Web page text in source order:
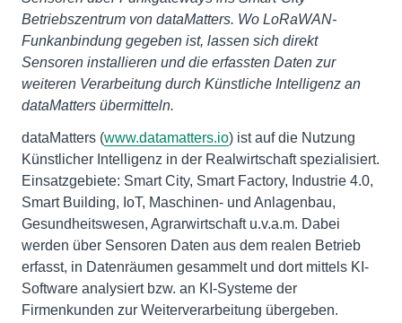
Betriebszentrum von dataMatters. Wo LoRaWAN-
Funkanbindung gegeben ist, lassen sich direkt
Sensoren installieren und die erfassten Daten zur
weiteren Verarbeitung durch Künstliche Intelligenz an
dataMatters übermitteln.
dataMatters (www.datamatters.io) ist auf die Nutzung
Künstlicher Intelligenz in der Realwirtschaft spezialisiert.
Einsatzgebiete: Smart City, Smart Factory, Industrie 4.0,
Smart Building, IoT, Maschinen- und Anlagenbau,
Gesundheitswesen, Agrarwirtschaft u.v.a.m. Dabei
werden über Sensoren Daten aus dem realen Betrieb
erfasst, in Datenräumen gesammelt und dort mittels KI-
Software analysiert bzw. an KI-Systeme der
Firmenkunden zur Weiterverarbeitung übergeben.